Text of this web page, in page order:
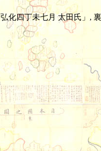
化四丁未七月 太田氏」,